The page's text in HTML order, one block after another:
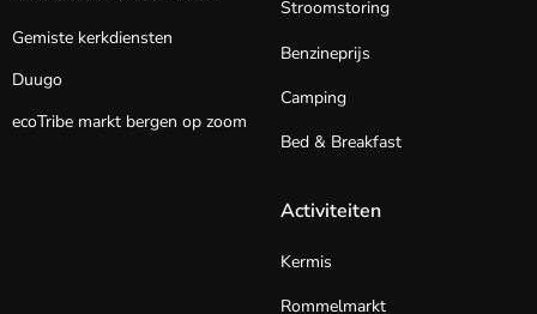
Gemiste kerkdiensten
Duugo
ecoTribe markt bergen op zoom
Stroomstoring
Benzineprijs
Camping
Bed & Breakfast
Activiteiten
Kermis
Rommelmarkt